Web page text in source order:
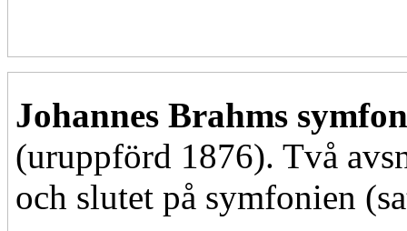
Johannes Brahms
(uruppförd 1876). Två
och slutet på symfonien